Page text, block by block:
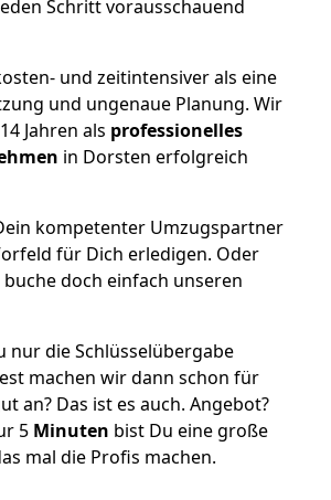
Schritt vorausschauend
und zeitintensiver als eine
und ungenaue Planung. Wir
Jahren als professionelles
in Dorsten erfolgreich
kompetenter Umzugspartner
für Dich erledigen. Oder
doch einfach unseren
nur die Schlüsselübergabe
machen wir dann schon für
an? Das ist es auch. Angebot?
5 Minuten bist Du eine große
mal die Profis machen.